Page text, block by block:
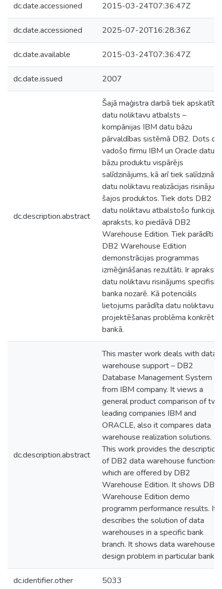
dc.date.accessioned 2015-03-24T07:36:47Z
dc.date.accessioned 2025-07-20T16:28:36Z
dc.date.available 2015-03-24T07:36:47Z
dc.date.issued 2007
dc.description.abstract
Šajā maģistra darbā tiek apskatīts
datu noliktavu atbalsts –
kompānijas IBM datu bāzu
pārvaldības sistēmā DB2. Dots
vadošo firmu IBM un Oracle datu
bāzu produktu vispārējs
salīdzinājums, kā arī tiek salīdzināti
datu noliktavu realizācijas risinājumi
šajos produktos. Tiek dots DB2
datu noliktavu atbalstošo funkciju
apraksts, ko piedāvā DB2
Warehouse Edition. Tiek parādīti
DB2 Warehouse Edition
demonstrācijas programmas
izmēģināšanas rezultāti. Ir
datu noliktavu risinājums specifiska
banka nozarē. Kā potenciāls
lietojums parādīta datu noliktavu
projektēšanas problēma konkrētā
bankā.
dc.description.abstract
This master work deals with data
warehouse support – DB2
Database Management System
from IBM company. It views a
general product comparison of two
leading companies IBM and
ORACLE, also it compares data
warehouse realization solutions.
This work provides the description
of DB2 data warehouse functions,
which are offered by DB2
Warehouse Edition. It shows DB2
Warehouse Edition demo
programm performance results. It
describes the solution of data
warehouses in a specific bank
branch. It shows data warehouse
design problem in particular bank.
dc.identifier.other 5033